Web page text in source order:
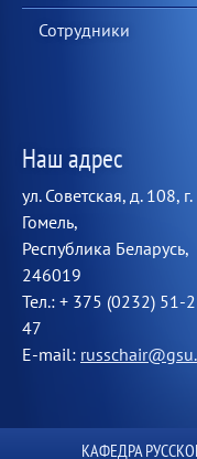
Сотрудники
Наш адрес
ул. Советская, д. 108, г.
Гомель,
Республика Беларусь,
246019
Тел.: + 375 (0232) 51-
47
E-mail:
КАФЕДРА